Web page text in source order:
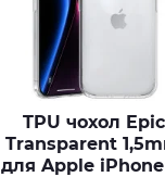
TPU чохол Epic
Transparent
для Apple iPhone